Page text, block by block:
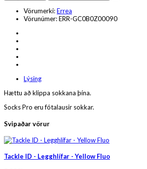
Vörumerki:Errea
Vörunúmer:ERR-GC0B0Z00090
Lýsing
Hættu að klippa sokkana þína.
Socks Pro eru fótalausir sokkar.
Svipaðar vörur
Tackle ID - Legghlífar - Yellow Fluo